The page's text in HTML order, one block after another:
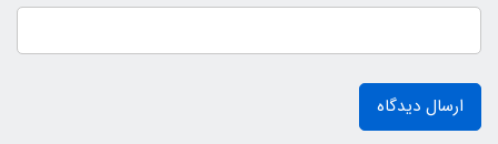
ارسال دیدگاه